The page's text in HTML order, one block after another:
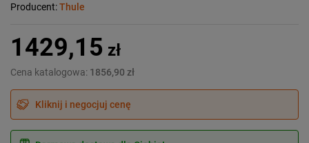
Producent:Thule
1429,15 zł
Cena katalogowa: 1856,90 zł
Kliknij i negocjuj cenę